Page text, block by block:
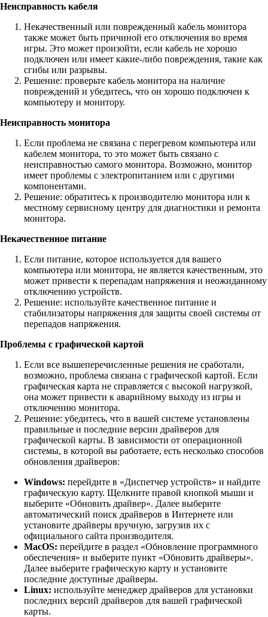
Неисправность кабеля
Некачественный или поврежденный кабель монитора
также может быть причиной его отключения во время
игры. Это может произойти, если кабель не хорошо
подключен или имеет какие-либо повреждения, такие как
сгибы или разрывы.
Решение: проверьте кабель монитора на наличие
повреждений и убедитесь, что он хорошо подключен к
компьютеру и монитору.
Неисправность монитора
Если проблема не связана с перегревом компьютера или
кабелем монитора, то это может быть связано с
неисправностью самого монитора. Возможно, монитор
имеет проблемы с электропитанием или с другими
компонентами.
Решение: обратитесь к производителю монитора или к
местному сервисному центру для диагностики и ремонта
монитора.
Некачественное питание
Если питание, которое используется для вашего
компьютера или монитора, не является качественным, это
может привести к перепадам напряжения и неожиданному
отключению устройств.
Решение: используйте качественное питание и
стабилизаторы напряжения для защиты своей системы от
перепадов напряжения.
Проблемы с графической картой
Если все вышеперечисленные решения не сработали,
возможно, проблема связана с графической картой. Если
графическая карта не справляется с высокой нагрузкой,
она может привести к аварийному выходу из игры и
отключению монитора.
Решение: убедитесь, что в вашей системе установлены
правильные и последние версии драйверов для
графической карты. В зависимости от операционной
системы, в которой вы работаете, есть несколько способов
обновления драйверов:
Windows: перейдите в «Диспетчер устройств» и найдите
графическую карту. Щелкните правой кнопкой мыши и
выберите «Обновить драйвер». Далее выберите
автоматический поиск драйверов в Интернете или
установите драйверы вручную, загрузив их с
официального сайта производителя.
MacOS: перейдите в раздел «Обновление программного
обеспечения» и выберите пункт «Обновить драйверы».
Далее выберите графическую карту и установите
последние доступные драйверы.
Linux: используйте менеджер драйверов для установки
последних версий драйверов для вашей графической
карты.